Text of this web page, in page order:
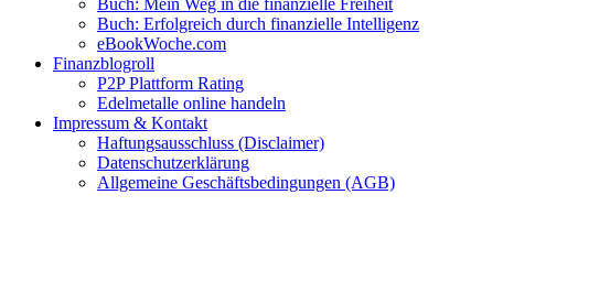
Buch: Mein Weg in die finanzielle Freiheit
Buch: Erfolgreich durch finanzielle Intelligenz
eBookWoche.com
Finanzblogroll
P2P Plattform Rating
Edelmetalle online handeln
Impressum & Kontakt
Haftungsausschluss (Disclaimer)
Datenschutzerklärung
Allgemeine Geschäftsbedingungen (AGB)